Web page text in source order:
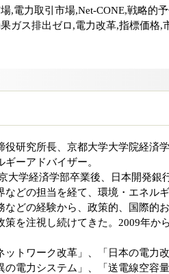
,電力取引市場,Net-CONE,戦略的
ガス排出ゼロ,電力改革,指標価格
役研究所長、京都大学大学院経済
ギーアドバイザー。
大学経済学部卒業後、日本開発銀
どの担当を経て、環境・エネル
などの経験から、政策的、国際的
を注視し続けてきた。2009年か
ットワーク改革」、「日本の電力
電力システム」、「送電線空容